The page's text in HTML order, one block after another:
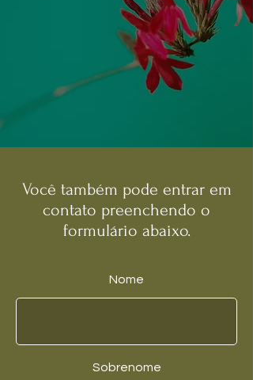
Você também pode entrar em
contato preenchendo o
formulário abaixo.
Nome
Sobrenome